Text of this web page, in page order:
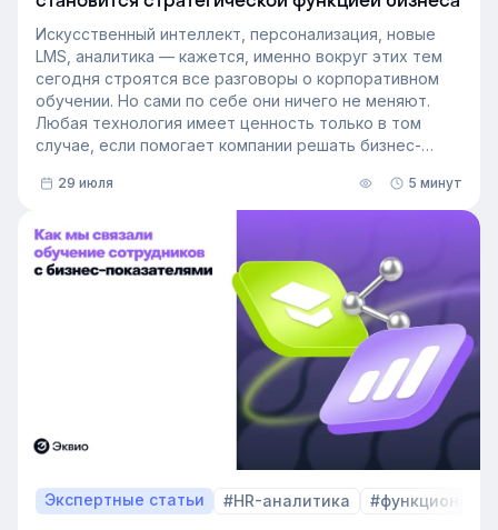
Искусственный интеллект, персонализация, новые
LMS, аналитика — кажется, именно вокруг этих тем
сегодня строятся все разговоры о корпоративном
обучении. Но сами по себе они ничего не меняют.
Любая технология имеет ценность только в том
случае, если помогает компании решать бизнес-
Сегодня бизнес интересует уже не выбор
инструментов, а их результат: какое влияние
обучение оказывает на компанию и можно ли этот
эффект измерить. Такой взгляд меняет подходы к
развитию сотрудников, требования к HR и L&D, а
также на критерии выбора LMS.
В этой статье разбираем, почему это происходит и
как эти изменения повлияют на корпоративное
обучение в ближайшие годы. Материал подготовлен
на основе интервью коммерческого директора
Эквио Леонида Бутакова для подкаста HR4People.
29 июля 5 минут
Экспертные статьи #HR-аналитика #функционал